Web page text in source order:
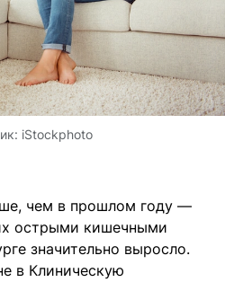
iStockphoto
чем в прошлом году —
острыми кишечными
значительно выросло.
в Клиническую